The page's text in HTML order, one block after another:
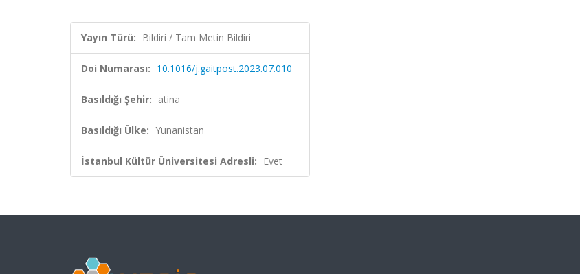
Yayın Türü: Bildiri / Tam Metin Bildiri
Doi Numarası: 10.1016/j.gaitpost.2023.07.010
Basıldığı Şehir: atina
Basıldığı Ülke: Yunanistan
İstanbul Kültür Üniversitesi Adresli: Evet